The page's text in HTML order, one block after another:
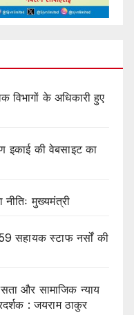
के अधिकारी हुए
इकाई की वेबसाइट का
मुख्यमंत्री
सहायक स्टाफ नर्सों की
और सामाजिक न्याय
: जयराम ठाकुर